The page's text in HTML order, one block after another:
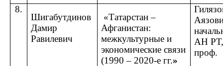
8.
Шигабутдинов
Дамир
Равилевич
«Татарстан –
Афганистан:
межкультурные и
экономические связи
(1990 – 2020-е гг.»
АН РТ,
проф.